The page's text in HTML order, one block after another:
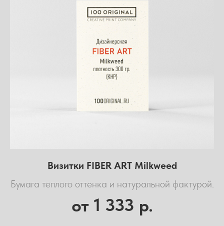
Визитки FIBER ART Milkweed
Бумага теплого оттенка и натуральной фактурой.
от 1 333 р.